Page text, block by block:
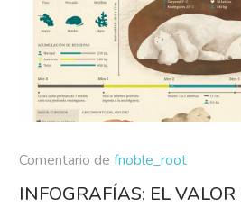
Comentario de fnoble_root
INFOGRAFÍAS: EL